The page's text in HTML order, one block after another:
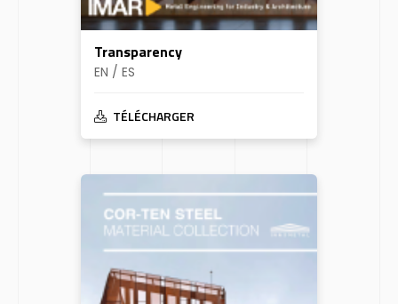
Transparency
EN / ES
TÉLÉCHARGER